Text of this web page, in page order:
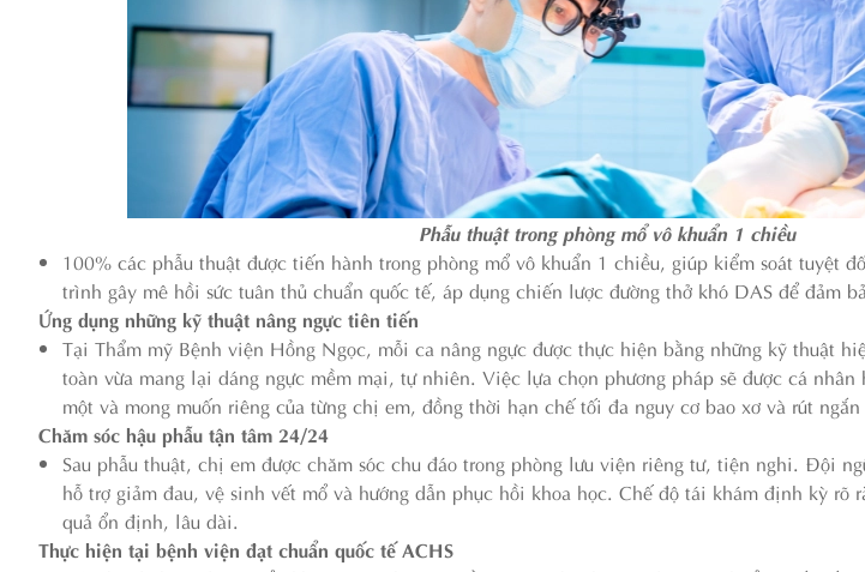
Phẫu thuật trong phòng mổ vô khuẩn 1 chiều
100% các phẫu thuật được tiến hành trong phòng mổ vô khuẩn 1 chiều, giúp kiểm soát tuyệt
trình gây mê hồi sức tuân thủ chuẩn quốc tế, áp dụng chiến lược đường thở khó DAS để đảm
Ứng dụng những kỹ thuật nâng ngực tiên tiến
Tại Thẩm mỹ Bệnh viện Hồng Ngọc, mỗi ca nâng ngực được thực hiện bằng những kỹ thuật
toàn vừa mang lại dáng ngực mềm mại, tự nhiên. Việc lựa chọn phương pháp sẽ được cá
một và mong muốn riêng của từng chị em, đồng thời hạn chế tối đa nguy cơ bao xơ và rút
Chăm sóc hậu phẫu tận tâm 24/24
Sau phẫu thuật, chị em được chăm sóc chu đáo trong phòng lưu viện riêng tư, tiện nghi. Đội
hỗ trợ giảm đau, vệ sinh vết mổ và hướng dẫn phục hồi khoa học. Chế độ tái khám định kỳ rõ
quả ổn định, lâu dài.
Thực hiện tại bệnh viện đạt chuẩn quốc tế ACHS